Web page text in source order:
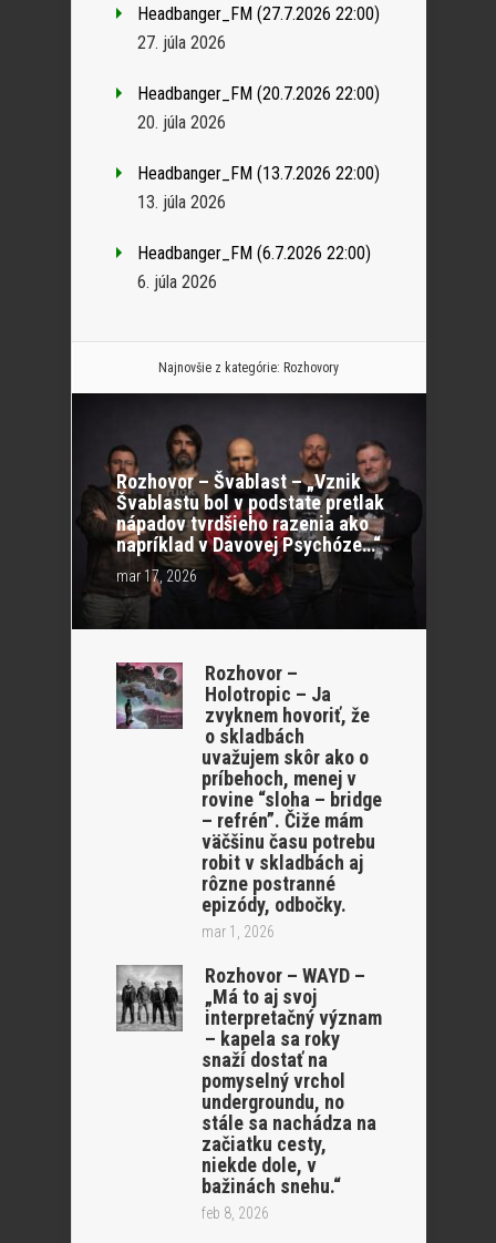
Headbanger_FM (27.7.2026 22:00)
27. júla 2026
Headbanger_FM (20.7.2026 22:00)
20. júla 2026
Headbanger_FM (13.7.2026 22:00)
13. júla 2026
Headbanger_FM (6.7.2026 22:00)
6. júla 2026
Najnovšie z kategórie: Rozhovory
Rozhovor – Švablast – „Vznik
Švablastu bol v podstate pretlak
nápadov tvrdšieho razenia ako
napríklad v Davovej Psychóze…“
mar 17, 2026
Rozhovor –
Holotropic – Ja
zvyknem hovoriť, že
o skladbách
uvažujem skôr ako o
príbehoch, menej v
rovine “sloha – bridge
– refrén”. Čiže mám
väčšinu času potrebu
robit v skladbách aj
rôzne postranné
epizódy, odbočky.
mar 1, 2026
Rozhovor – WAYD –
„Má to aj svoj
interpretačný význam
– kapela sa roky
snaží dostať na
pomyselný vrchol
undergroundu, no
stále sa nachádza na
začiatku cesty,
niekde dole, v
bažinách snehu.“
feb 8, 2026